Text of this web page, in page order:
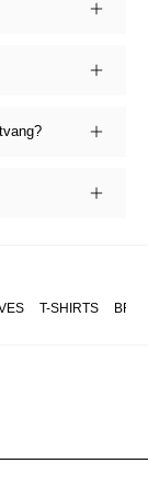
T-SHIRTS